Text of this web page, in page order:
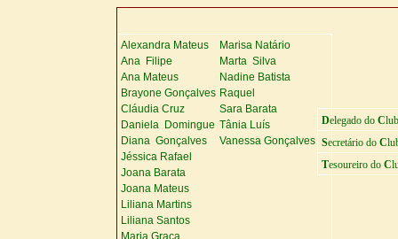
Alexandra Mateus
Marisa Natário
Ana Filipe
Marta Silva
Ana Mateus
Nadine Batista
Brayone Gonçalves Raquel
Cláudia Cruz
Sara Barata
Daniela Domingue Tânia Luís
Diana Gonçalves
Vanessa Gonçalves
Jéssica Rafael
Joana Barata
Joana Mateus
Liliana Martins
Liliana Santos
Maria Graça
Delegado do C
Secretário do C
Tesoureiro do C